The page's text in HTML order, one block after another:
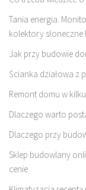
Tania energia.
kolektory słoneczne
Jak przy budowie
Ścianka działowa z
Remont domu w
Dlaczego warto
Dlaczego przy
Sklep budowlany
cenie